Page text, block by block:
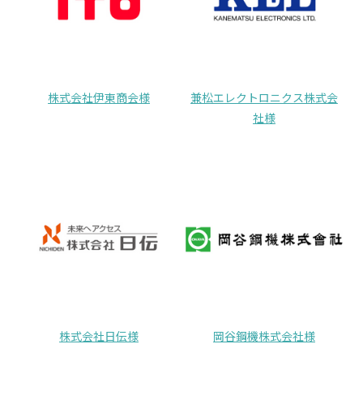
株式会社伊東商会様
兼松エレクトロニクス株式会
社様
株式会社日伝様 岡谷鋼機株式会社様